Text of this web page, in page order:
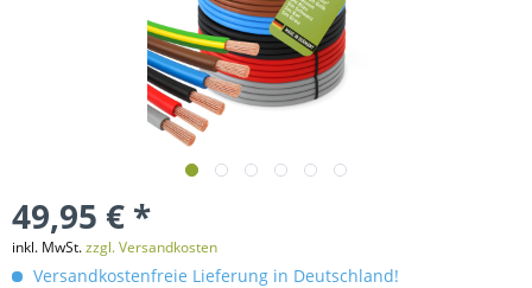
49,95 € *
inkl. MwSt.zzgl. Versandkosten
Versandkostenfreie Lieferung in Deutschland!